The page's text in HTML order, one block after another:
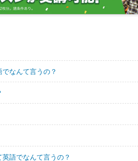
なんて言うの？
語でなんて言うの？